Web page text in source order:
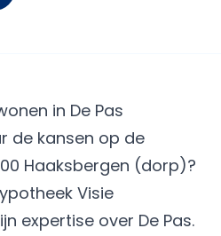
in De Pas
de kansen op de
Haaksbergen (dorp)?
Visie
expertise over De Pas.